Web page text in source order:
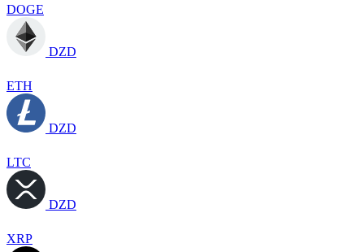
DOGE
DZD
ETH
DZD
LTC
DZD
XRP